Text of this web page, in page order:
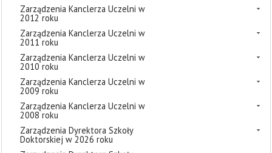
Zarządzenia Kanclerza Uczelni w
2012 roku
Zarządzenia Kanclerza Uczelni w
2011 roku
Zarządzenia Kanclerza Uczelni w
2010 roku
Zarządzenia Kanclerza Uczelni w
2009 roku
Zarządzenia Kanclerza Uczelni w
2008 roku
Zarządzenia Dyrektora Szkoły
Doktorskiej w 2026 roku